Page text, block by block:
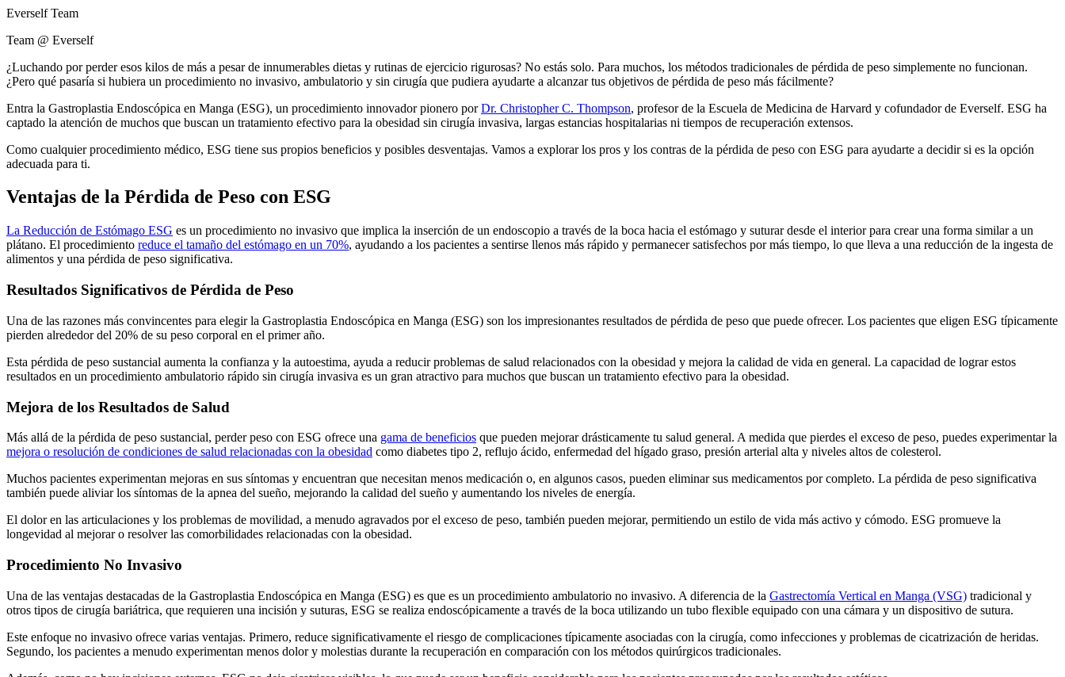
Everself Team
Team @ Everself
¿Luchando por perder esos kilos de más a pesar de innumerables dietas y rutinas de ejercicio rigurosas? No estás solo. Para muchos, los métodos tradicionales de pérdida de peso simplemente no funcionan.
¿Pero qué pasaría si hubiera un procedimiento no invasivo, ambulatorio y sin cirugía que pudiera ayudarte a alcanzar tus objetivos de pérdida de peso más fácilmente?
Entra la Gastroplastia Endoscópica en Manga (ESG), un procedimiento innovador pionero porDr. Christopher C. Thompson, profesor de la Escuela de Medicina de Harvard y cofundador de Everself. ESG ha
captado la atención de muchos que buscan un tratamiento efectivo para la obesidad sin cirugía invasiva, largas estancias hospitalarias ni tiempos de recuperación extensos.
Como cualquier procedimiento médico, ESG tiene sus propios beneficios y posibles desventajas. Vamos a explorar los pros y los contras de la pérdida de peso con ESG para ayudarte a decidir si es la opción
adecuada para ti.
Ventajas de la Pérdida de Peso con ESG
La Reducción de Estómago ESG es un procedimiento no invasivo que implica la inserción de un endoscopio a través de la boca hacia el estómago y suturar desde el interior para crear una forma similar a un
plátano. El procedimiento reduce el tamaño del estómago en un 70%, ayudando a los pacientes a sentirse llenos más rápido y permanecer satisfechos por más tiempo, lo que lleva a una reducción de la ingesta de
alimentos y una pérdida de peso significativa.
Resultados Significativos de Pérdida de Peso
Una de las razones más convincentes para elegir la Gastroplastia Endoscópica en Manga (ESG) son los impresionantes resultados de pérdida de peso que puede ofrecer. Los pacientes que eligen ESG típicamente
pierden alrededor del 20% de su peso corporal en el primer año.
Esta pérdida de peso sustancial aumenta la confianza y la autoestima, ayuda a reducir problemas de salud relacionados con la obesidad y mejora la calidad de vida en general. La capacidad de lograr estos
resultados en un procedimiento ambulatorio rápido sin cirugía invasiva es un gran atractivo para muchos que buscan un tratamiento efectivo para la obesidad.
Mejora de los Resultados de Salud
Más allá de la pérdida de peso sustancial, perder peso con ESG ofrece una gama de beneficios que pueden mejorar drásticamente tu salud general. A medida que pierdes el exceso de peso, puedes experimentar la
mejora o resolución de condiciones de salud relacionadas con la obesidad como diabetes tipo 2, reflujo ácido, enfermedad del hígado graso, presión arterial alta y niveles altos de colesterol.
Muchos pacientes experimentan mejoras en sus síntomas y encuentran que necesitan menos medicación o, en algunos casos, pueden eliminar sus medicamentos por completo. La pérdida de peso significativa
también puede aliviar los síntomas de la apnea del sueño, mejorando la calidad del sueño y aumentando los niveles de energía.
El dolor en las articulaciones y los problemas de movilidad, a menudo agravados por el exceso de peso, también pueden mejorar, permitiendo un estilo de vida más activo y cómodo. ESG promueve la
longevidad al mejorar o resolver las comorbilidades relacionadas con la obesidad.
Procedimiento No Invasivo
Una de las ventajas destacadas de la Gastroplastia Endoscópica en Manga (ESG) es que es un procedimiento ambulatorio no invasivo. A diferencia de la Gastrectomía Vertical en Manga (VSG) tradicional y
otros tipos de cirugía bariátrica, que requieren una incisión y suturas, ESG se realiza endoscópicamente a través de la boca utilizando un tubo flexible equipado con una cámara y un dispositivo de sutura.
Este enfoque no invasivo ofrece varias ventajas. Primero, reduce significativamente el riesgo de complicaciones típicamente asociadas con la cirugía, como infecciones y problemas de cicatrización de heridas.
Segundo, los pacientes a menudo experimentan menos dolor y molestias durante la recuperación en comparación con los métodos quirúrgicos tradicionales.